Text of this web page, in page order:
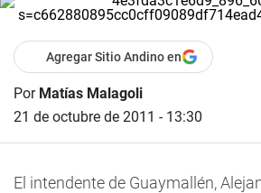
Agregar Sitio Andino en
Por Matías Malagoli
21 de octubre de 2011 - 13:30
El intendente de Guaymallén,